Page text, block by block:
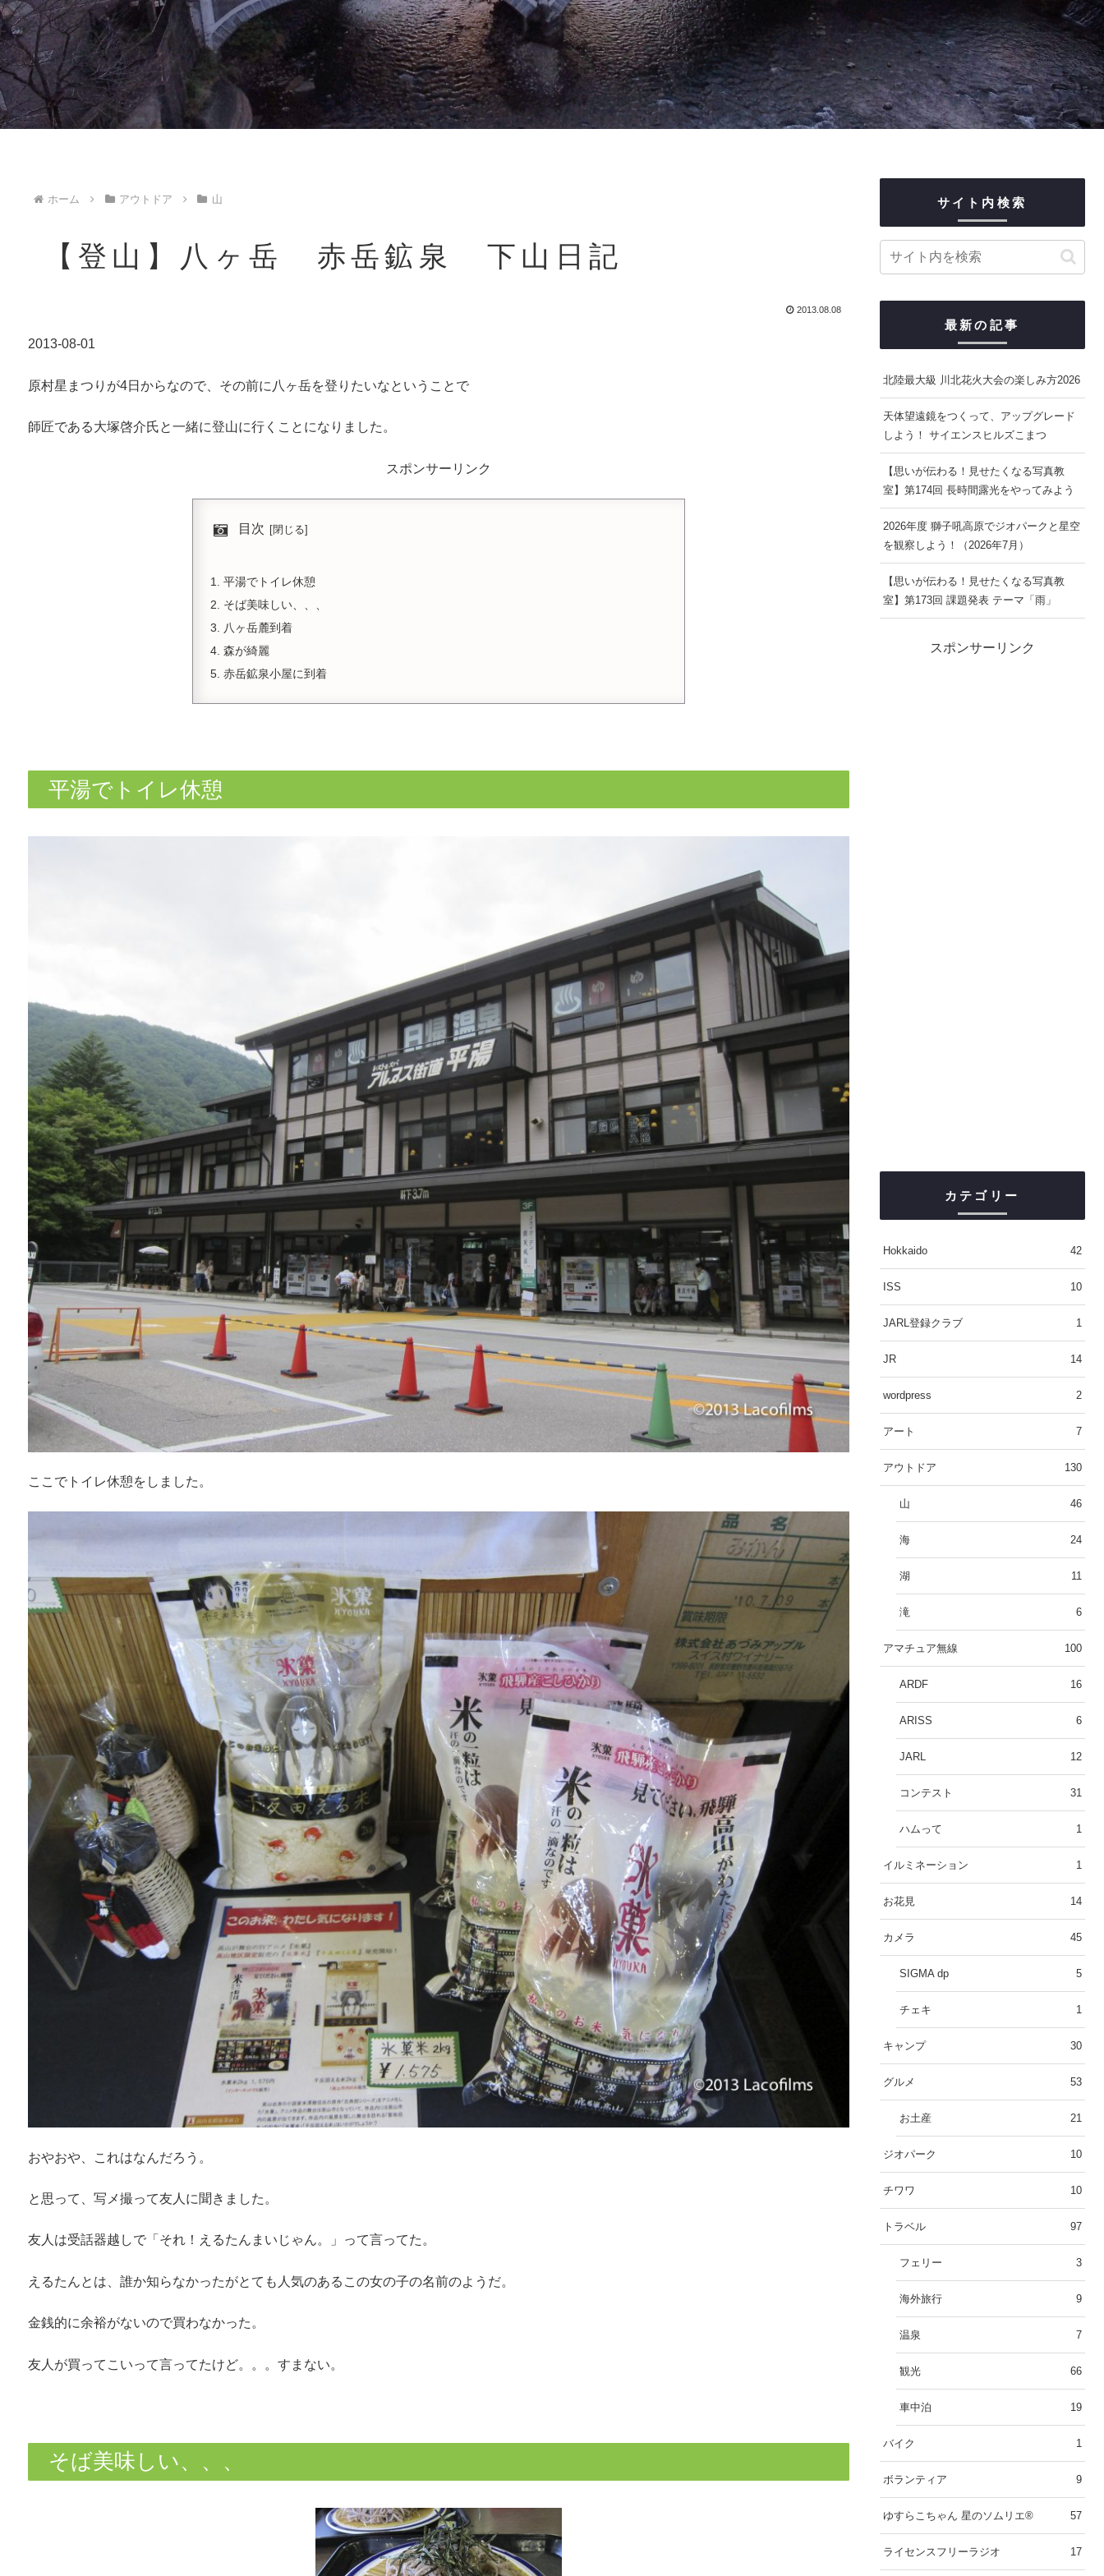
ホーム アウトドア 山
【登山】八ヶ岳 赤岳鉱泉 下山日記
2013.08.08
2013-08-01
原村星まつりが4日からなので、その前に八ヶ岳を登りたいなということで
師匠である大塚啓介氏と一緒に登山に行くことになりました。
スポンサーリンク
目次
平湯でトイレ休憩
そば美味しい、、、
八ヶ岳麓到着
森が綺麗
赤岳鉱泉小屋に到着
平湯でトイレ休憩
ここでトイレ休憩をしました。
おやおや、これはなんだろう。
と思って、写メ撮って友人に聞きました。
友人は受話器越しで「それ！えるたんまいじゃん。」って言ってた。
えるたんとは、誰か知らなかったがとても人気のあるこの女の子の名前のようだ。
金銭的に余裕がないので買わなかった。
友人が買ってこいって言ってたけど。。。すまない。
そば美味しい、、、
サイト内検索
最新の記事
北陸最大級 川北花火大会の楽しみ方2026
天体望遠鏡をつくって、アップグレード
しよう！ サイエンスヒルズこまつ
【思いが伝わる！見せたくなる写真教
室】第174回 長時間露光をやってみよう
2026年度 獅子吼高原でジオパークと星空
を観察しよう！（2026年7月）
【思いが伝わる！見せたくなる写真教
室】第173回 課題発表 テーマ「雨」
スポンサーリンク
カテゴリー
Hokkaido 42
ISS 10
JARL登録クラブ 1
JR 14
wordpress 2
アート 7
アウトドア 130
山 46
海 24
湖 11
滝 6
アマチュア無線 100
ARDF 16
ARISS 6
JARL 12
コンテスト 31
ハムって 1
イルミネーション 1
お花見 14
カメラ 45
SIGMA dp 5
チェキ 1
キャンプ 30
グルメ 53
お土産 21
ジオパーク 10
チワワ 10
トラベル 97
フェリー 3
海外旅行 9
温泉 7
観光 66
車中泊 19
バイク 1
ボランティア 9
ゆすらこちゃん 星のソムリエ®︎ 57
ライセンスフリーラジオ 17